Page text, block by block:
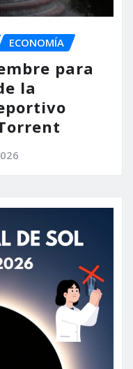
ECONOMÍA
para
la